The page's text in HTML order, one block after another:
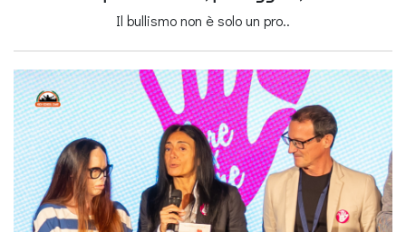
Il bullismo non è solo un pro..